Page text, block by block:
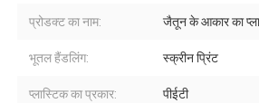
प्रोडक्ट का नाम: जैतून के आकार का
भूतल हैंडलिंग: स्क्रीन प्रिंट
प्लास्टिक का प्रकार: पीईटी